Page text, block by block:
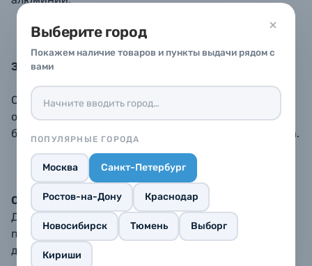
Выберите город
Покажем наличие товаров и пункты выдачи рядом с
вами
ПОПУЛЯРНЫЕ ГОРОДА
Москва Санкт-Петербург
Ростов-на-Дону Краснодар
Новосибирск Тюмень Выборг
Кириши
Зубчатая поверхность оправы
Специальные зубцы на поверхности оправы
обеспечивают надёжный ухват пальцев и помогают
быстрее накручивать и снимать фильтр с объектива.
Оправа с чёрной матовой поверхностью
Для лучшего подавления нежелательных
переотражений от внутренней части оправы, её
делают матовой и покрывают чёрным цветом.